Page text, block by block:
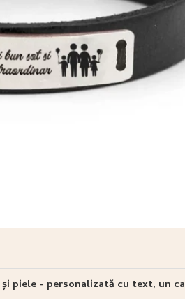
piele - personalizată cu text, un